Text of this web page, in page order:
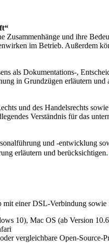
Zusammenhänge und ihre
im Betrieb. Außerdem
als Dokumentations-,
in Grundzügen erläutern
und des Handelsrechts
Verständnis für das
und -entwicklung
erläutern und berücksichtigen.
mit einer DSL-Verbindung
10), Mac OS (ab Version
vergleichbare Open-Source-